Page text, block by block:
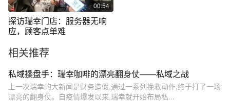
00:54
探访瑞幸门店：服务器无响
应，顾客点单难
相关推荐
私域操盘手：瑞幸咖啡的漂亮翻身仗——私域之战
上一次瑞幸的大新闻是财务造假,通过一系列挽救动作,终于打了一场
漂亮的翻身仗。自疫情爆发以来,瑞幸就开始布局私...